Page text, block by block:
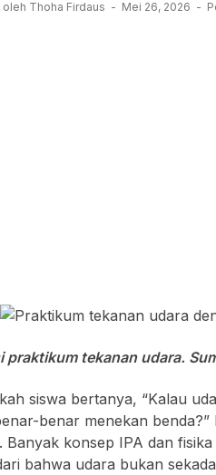
Thoha Firdaus Mei 26, 2026
praktikum tekanan udara.
siswa bertanya, “Kalau
benar menekan
Banyak konsep IPA dan
bahwa udara bukan